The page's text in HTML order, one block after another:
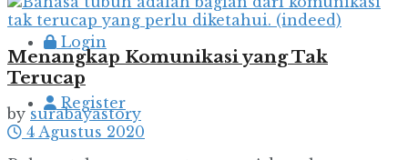
Login
Register
Menangkap Komunikasi yang Tak
Terucap
by surabayastory
4 Agustus 2020